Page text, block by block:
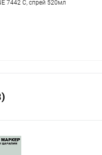
7442 C, спрей 520мл